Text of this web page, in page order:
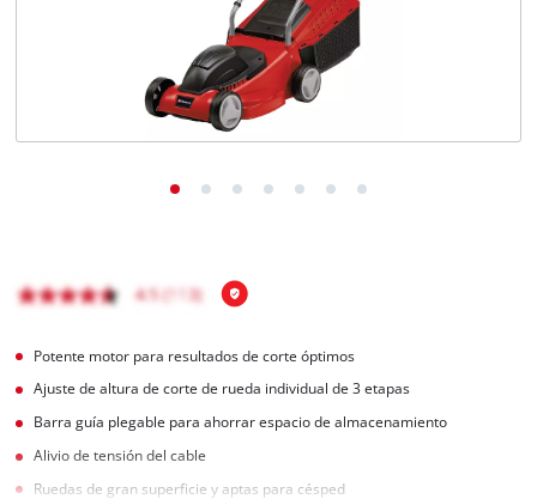
Potente motor para resultados de corte óptimos
Ajuste de altura de corte de rueda individual de 3 etapas
Barra guía plegable para ahorrar espacio de almacenamiento
Alivio de tensión del cable
Ruedas de gran superficie y aptas para césped